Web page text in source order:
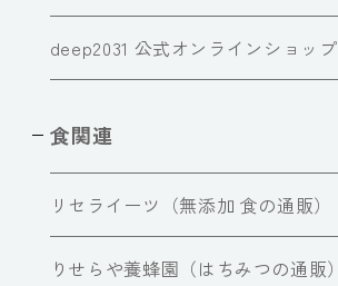
deep2031 公式オンラインショップ
食関連
リセライーツ（無添加 食の通販）
りせらや養蜂園（はちみつの通販）